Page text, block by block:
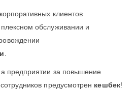
клиентов
обслуживании и
предприятии за повышение
предусмотрен кешбек!